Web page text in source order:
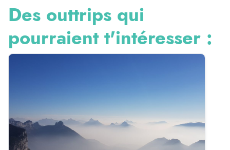
Des outtrips qui
pourraient t'intéresser :